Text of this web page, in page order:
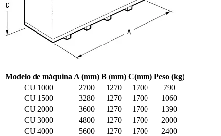
Modelo de máquina A (mm) B (mm) C(mm) Peso (kg)
CU 1000
2700 1270 1700
790
CU 1500
3280 1270 1700
1060
CU 2000
3600 1270 1700
1390
CU 3000
4800 1270 1700
2000
CU 4000
5600 1270 1700 2400